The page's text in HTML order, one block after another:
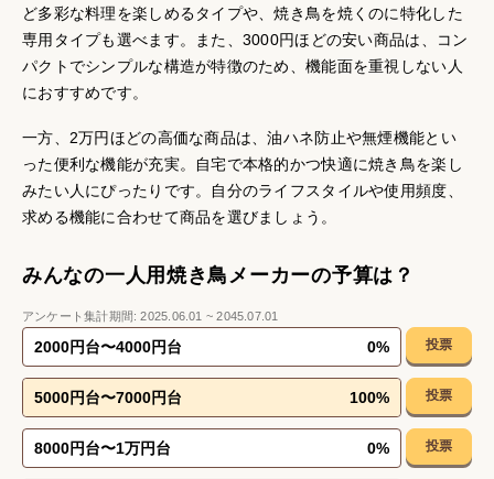
ど多彩な料理を楽しめるタイプや、焼き鳥を焼くのに特化した
専用タイプも選べます。また、3000円ほどの安い商品は、コン
パクトでシンプルな構造が特徴のため、機能面を重視しない人
におすすめです。
一方、2万円ほどの高価な商品は、油ハネ防止や無煙機能とい
った便利な機能が充実。自宅で本格的かつ快適に焼き鳥を楽し
みたい人にぴったりです。自分のライフスタイルや使用頻度、
求める機能に合わせて商品を選びましょう。
みんなの一人用焼き鳥メーカーの予算は？
アンケート集計期間:2025.06.01 ~2045.07.01
2000円台〜4000円台 0% 投票
5000円台〜7000円台 100% 投票
8000円台〜1万円台 0% 投票